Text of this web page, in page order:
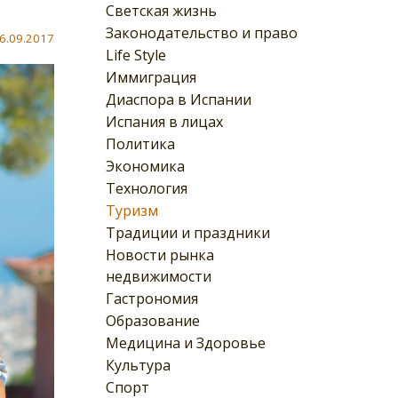
Светская жизнь
Законодательство и право
Life Style
Иммиграция
Диаспора в Испании
Испания в лицах
Политика
Экономика
Технология
Туризм
Традиции и праздники
Новости рынка
недвижимости
Гастрономия
Образование
Медицина и Здоровье
Культура
Спорт